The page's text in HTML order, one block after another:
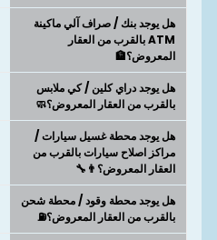
هل يوجد بنك / صراف آلي ماكينة
ATM بالقرب من العقار
المعروض؟🏦
هل يوجد دراي كلين / كي ملابس
بالقرب من العقار المعروض؟🧼
هل يوجد محطة غسيل سيارات /
مراكز اصلاح سيارات بالقرب من
العقار المعروض؟👨‍🔧
هل يوجد محطة وقود / محطة شحن
بالقرب من العقار المعروض؟⛽